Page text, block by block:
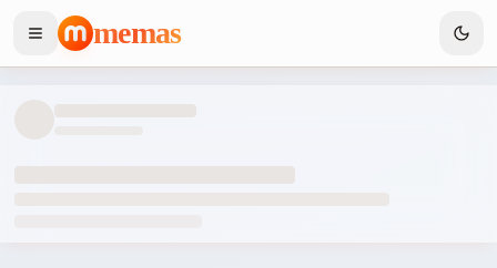
memas